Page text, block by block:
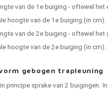
van de 1e buiging - oftewel
hoogte van de 1e buiging (in cm).
van de 2e buiging - oftewel
hoogte van de 2e buiging (in cm).
gebogen trapleuning
principe sprake van 2